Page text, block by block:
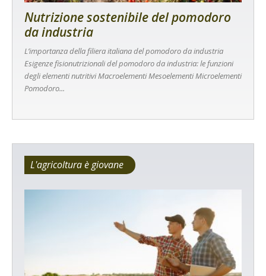
Nutrizione sostenibile del pomodoro
da industria
L’importanza della filiera italiana del pomodoro da industria
Esigenze fisionutrizionali del pomodoro da industria: le funzioni
degli elementi nutritivi Macroelementi Mesoelementi Microelementi
Pomodoro...
L'agricoltura è giovane